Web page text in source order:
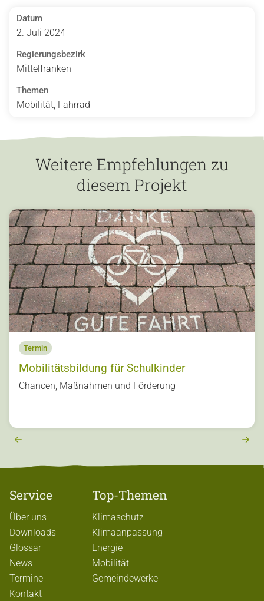
Datum
2. Juli 2024
Regierungsbezirk
Mittelfranken
Themen
Mobilität, Fahrrad
Weitere Empfehlungen zu
diesem Projekt
r
u
Termin
Mobilitätsbildung für Schulkinder
Chancen, Maßnahmen und Förderung
Service
Über uns
Downloads
Glossar
News
Termine
Kontakt
Top-Themen
Klimaschutz
Klimaanpassung
Energie
Mobilität
Gemeindewerke